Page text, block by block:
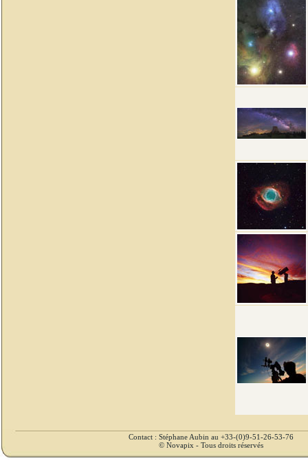
Contact : Stéphane Aubin au +33-(0)9-51-26-53-76
© Novapix - Tous droits réservés